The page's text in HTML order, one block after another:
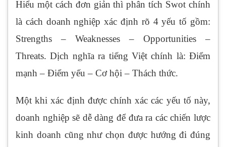
Hiểu một cách đơn giản thì phân tích Swot chính
là cách doanh nghiệp xác định rõ 4 yếu tố gồm:
Strengths – Weaknesses – Opportunities –
Threats. Dịch nghĩa ra tiếng Việt chính là: Điểm
mạnh – Điểm yếu – Cơ hội – Thách thức.
Một khi xác định được chính xác các yếu tố này,
doanh nghiệp sẽ dễ dàng để đưa ra các chiến lược
kinh doanh cũng như chọn được hướng đi đúng